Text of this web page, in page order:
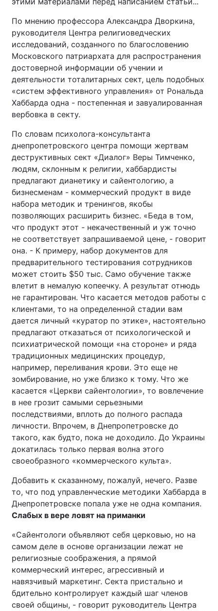
По мнению профессора Александра Дворкина,
руководителя Центра религиоведческих
исследований, созданного по благословению
Московского патриархата для распространения
достоверной информации об учении и
деятельности тоталитарных сект, цель подобных
«систем эффективного управления» от Рональда
Хаббарда одна - постепенная и завуалированная
вербовка в секту.
По словам психолога-консультанта
днепропетровского центра помощи жертвам
деструктивных сект «Диалог» Веры Тимченко,
людям, склонным к религии, хаббардисты
предлагают дианетику и сайентологию, а
бизнесменам - коммерческий продукт в виде
набора методик и тренингов, якобы
позволяющих расширить бизнес. «Беда в том,
что продукт этот - некачественный и уж точно
не соответствует запрашиваемой цене, - говорит
она. - К примеру, набор документов для
предварительного тестирования сотрудников
может стоить $50 тыс. Само обучение также
влетит в немалую копеечку. А результат отнюдь
не гарантирован. Что касается методов работы с
клиентами, то на определенной стадии вам
дается личный «куратор по этике», настоятельно
предлагают отказаться от психологической и
психиатрической помощи «на стороне» и ряда
традиционных медицинских процедур,
например, переливания крови. Это еще не
зомбирование, но уже близко к тому. Что же
касается «Церкви сайентологии», то вовлечение
в нее грозит самыми серьезными
последствиями, вплоть до полного распада
личности. Впрочем, в Днепропетровске до
такого, как будто, пока не доходило. До Украины
докатилась только первая волна этого
своеобразного «коммерческого культа».
Добавить к сказанному, пожалуй, нечего. Разве
то, что под управленческие методики Хаббарда в
Днепропетровске попала уже не одна компания.
Слабых в вере ловят на приманки
«Сайентологи объявляют себя церковью, но на
самом деле в основе организации лежат не
религиозные соображения, а прямой
коммерческий интерес, агрессивный и
навязчивый маркетинг. Секта пристально и
бдительно контролирует каждый шаг членов
своей общины, - говорит руководитель Центра